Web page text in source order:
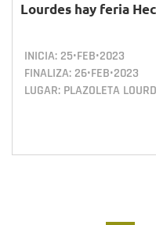
Lourdes hay feria
INICIA: 25•FEB•2023
FINALIZA: 26•FEB•2023
LUGAR: PLAZOLETA